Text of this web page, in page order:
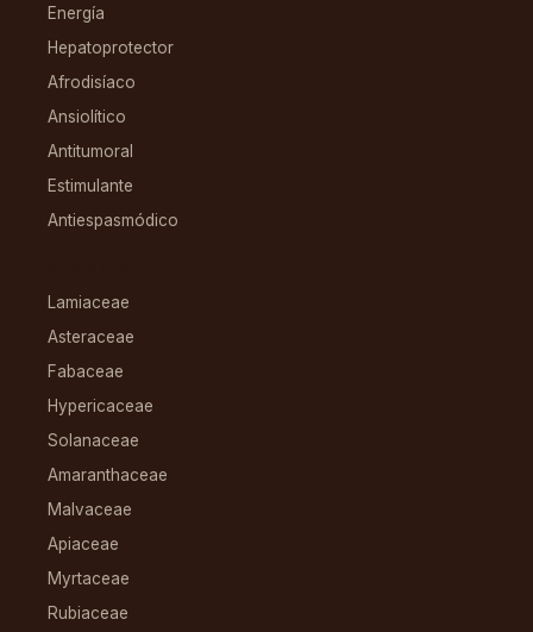
Energía
Hepatoprotector
Afrodisíaco
Ansiolítico
Antitumoral
Estimulante
Antiespasmódico
Lamiaceae
Asteraceae
Fabaceae
Hypericaceae
Solanaceae
Amaranthaceae
Malvaceae
Apiaceae
Myrtaceae
Rubiaceae